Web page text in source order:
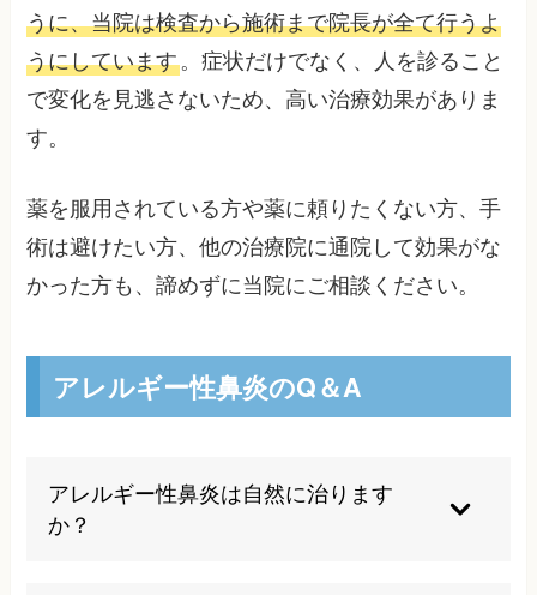
うに、当院は検査から施術まで院長が全て行うよ
うにしています。症状だけでなく、人を診ること
で変化を見逃さないため、高い治療効果がありま
す。
薬を服用されている方や薬に頼りたくない方、手
術は避けたい方、他の治療院に通院して効果がな
かった方も、諦めずに当院にご相談ください。
アレルギー性鼻炎のQ＆A
アレルギー性鼻炎は自然に治ります
か？